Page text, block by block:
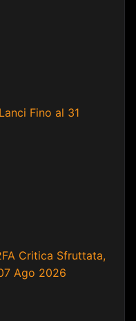
Fino al 31
Critica Sfruttata,
Ago 2026